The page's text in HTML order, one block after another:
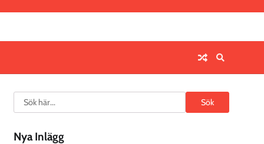
Search Sök
Nya Inlägg